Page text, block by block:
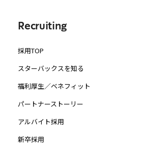
Recruiting
採用TOP
スターバックスを知る
福利厚生／ベネフィット
パートナーストーリー
アルバイト採用
新卒採用